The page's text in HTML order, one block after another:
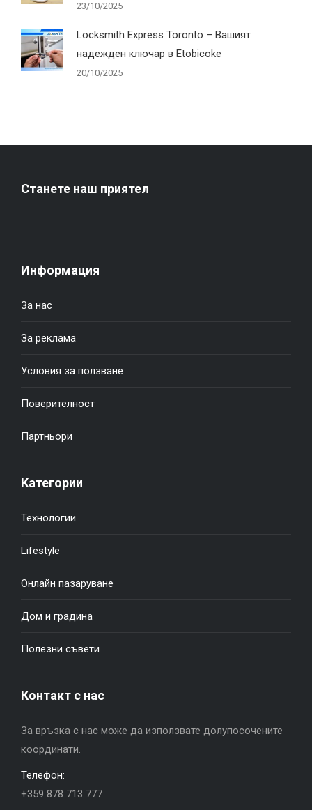
23/10/2025
Locksmith Express Toronto – Вашият
надежден ключар в Etobicoke
20/10/2025
Станете наш приятел
Информация
За нас
За реклама
Условия за ползване
Поверителност
Партньори
Категории
Технологии
Lifestyle
Онлайн пазаруване
Дом и градина
Полезни съвети
Контакт с нас
За връзка с нас може да използвате долупосочените
координати.
Телефон:
+359 878 713 777